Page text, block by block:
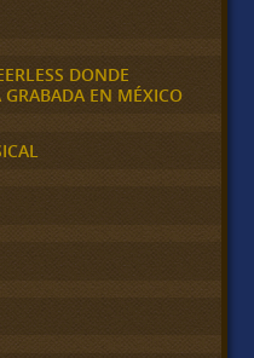
DONDE
EN MÉXICO